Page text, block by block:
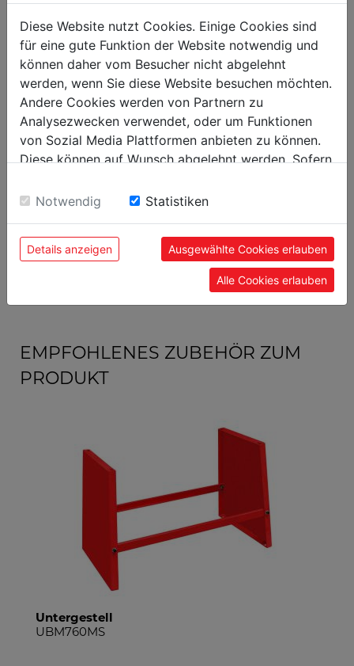
Bruttogewicht in kg 135
Nettogewicht in kg 120
Versandmaße
Verpackungsbreite in mm 480
Verpackungslänge in mm 1.020
EAN Code 9120058375613
EMPFOHLENES ZUBEHÖR ZUM
PRODUKT
Untergestell
UBM760MS
Diese Website nutzt Cookies. Einige Cookies sind
für eine gute Funktion der Website notwendig und
können daher vom Besucher nicht abgelehnt
werden, wenn Sie diese Website besuchen möchten.
Andere Cookies werden von Partnern zu
Analysezwecken verwendet, oder um Funktionen
von Sozial Media Plattformen anbieten zu können.
Diese können auf Wunsch abgelehnt werden. Sofern
Einwilligung zu unseren Cookies.
Notwendig Statistiken
Details anzeigen Ausgewählte Cookies erlauben
Alle Cookies erlauben